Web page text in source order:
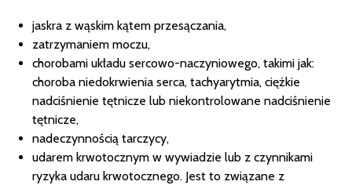
jaskra z wąskim kątem przesączania,
zatrzymaniem moczu,
chorobami układu sercowo-naczyniowego, takimi jak:
choroba niedokrwienia serca, tachyarytmia, ciężkie
nadciśnienie tętnicze lub niekontrolowane nadciśnienie
tętnicze,
nadeczynnością tarczycy,
udarem krwotocznym w wywiadzie lub z czynnikami
ryzyka udaru krwotocznego. Jest to związane z